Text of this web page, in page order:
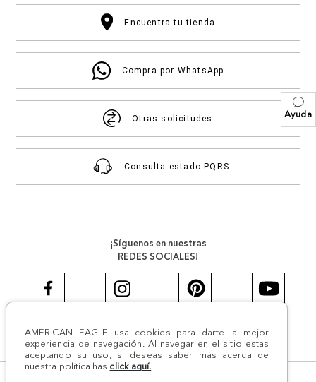
Ayuda
AMERICAN EAGLE usa cookies para darte la mejor
experiencia de navegación. Al navegar en el sitio estas
aceptando su uso, si deseas saber más acerca de
nuestra política has click aquí.
Encuentra tu tienda
Compra por WhatsApp
Otras solicitudes
Consulta estado PQRS
¡Síguenos en nuestras
REDES SOCIALES!
#AEJEANS #AerieREALCOL